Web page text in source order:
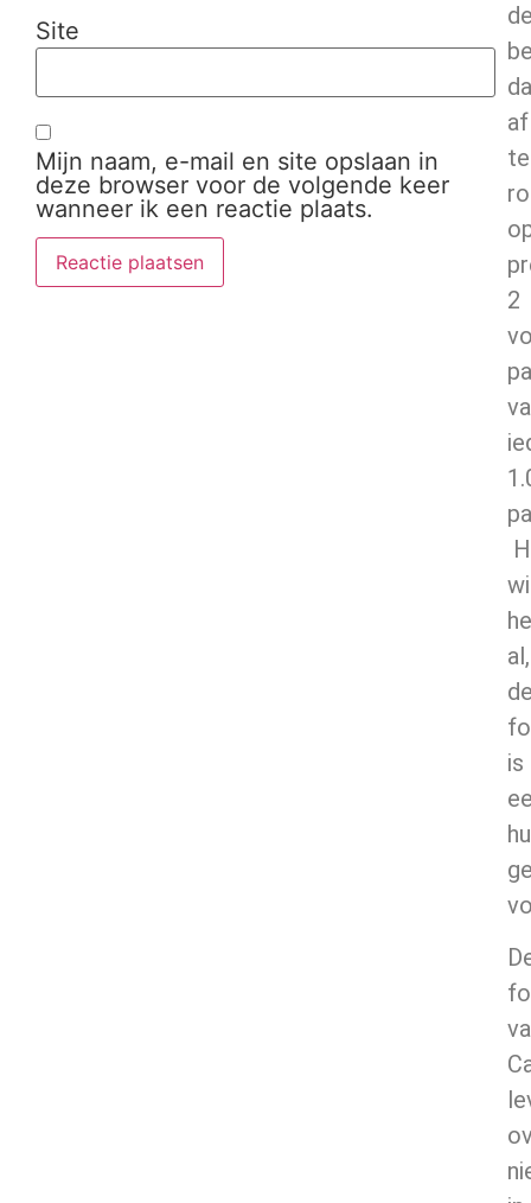
Site
Mijn naam, e-mail en site opslaan in
deze browser voor de volgende keer
wanneer ik een reactie plaats.
af
te
2
al,
is